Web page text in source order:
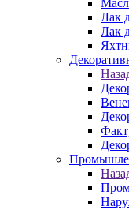
Лак
Лак